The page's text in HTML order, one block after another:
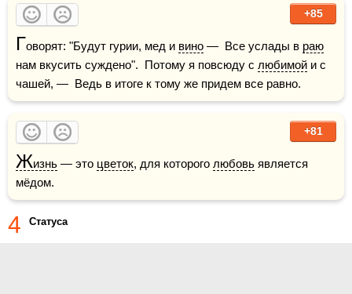
+85
Говорят: "Будут гурии, мед и вино —  Все услады в раю
нам вкусить суждено".  Потому я повсюду с любимой и с
чашей, —  Ведь в итоге к тому же придем все равно.
+81
Жизнь — это цветок, для которого любовь является
мёдом.
4 Статуса